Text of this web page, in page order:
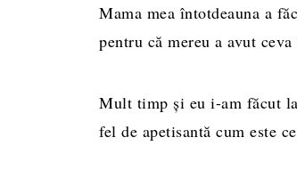
Mama mea întotdeauna a
pentru că mereu a avut
Mult timp și eu i-am făcut
fel de apetisantă cum este